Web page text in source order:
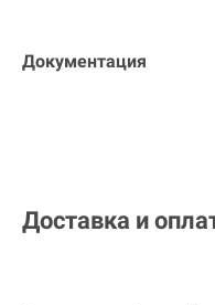
Документация
Доставка и